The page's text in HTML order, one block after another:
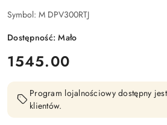
Symbol: M DPV300RTJ
Dostępność:Mało
cena:
1545.00
Program lojalnościowy dostępny
klientów.